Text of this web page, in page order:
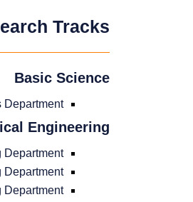
Tracks
Basic Science
Department
Engineering
Department
Department
Department